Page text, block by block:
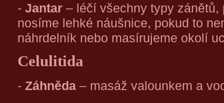
- Jantar – léčí všechny typy zánětů,
nosíme lehké náušnice, pokud to
náhrdelník nebo masírujeme okolí
Celulitida
- Záhněda – masáž valounkem a